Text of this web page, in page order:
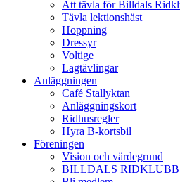
Att tävla för Billdals
Tävla lektionshäst
Hoppning
Dressyr
Voltige
Lagtävlingar
Anläggningen
Café Stallyktan
Anläggningskort
Ridhusregler
Hyra B-kortsbil
Föreningen
Vision och värdegrund
BILLDALS